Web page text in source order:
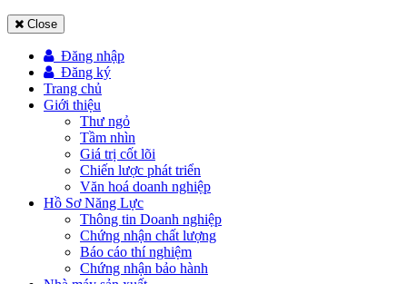
Close
Đăng nhập
Đăng ký
Trang chủ
Giới thiệu
Thư ngỏ
Tầm nhìn
Giá trị cốt lõi
Chiến lược phát triển
Văn hoá doanh nghiệp
Hồ Sơ Năng Lực
Thông tin Doanh nghiệp
Chứng nhận chất lượng
Báo cáo thí nghiệm
Chứng nhận bảo hành